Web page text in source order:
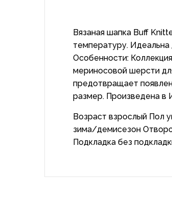
Вязаная шапка Buff
температуру. Идеальна
Особенности:
мериносовой шерсти
предотвращает
размер. Произведена в
Возраст взрослый Пол
зима/демисезон
Подкладка без